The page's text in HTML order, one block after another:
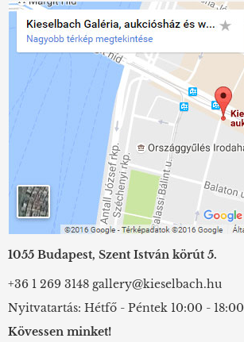
1055 Budapest, Szent István körút 5.
+36 1 269 3148 gallery@kieselbach.hu
Nyitvatartás: Hétfő - Péntek 10:00 - 18:00
Kövessen minket!